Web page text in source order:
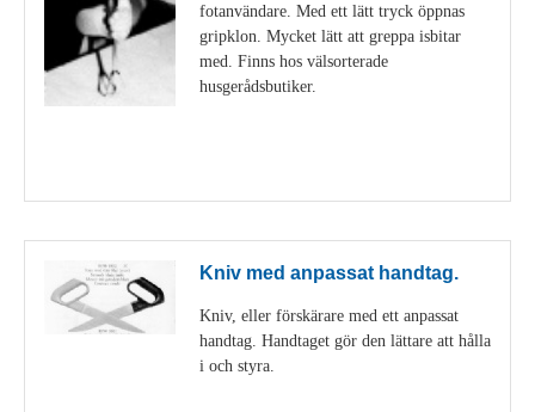
fotanvändare. Med ett lätt tryck öppnas
gripklon. Mycket lätt att greppa isbitar
med. Finns hos välsorterade
husgerådsbutiker.
Kniv med anpassat handtag.
Kniv, eller förskärare med ett anpassat
handtag. Handtaget gör den lättare att hålla
i och styra.